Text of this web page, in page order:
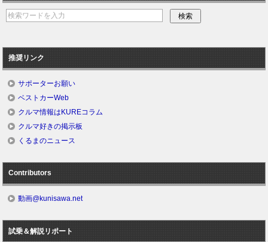
推奨リンク
サポーターお願い
ベストカーWeb
クルマ情報はKUREコラム
クルマ好きの掲示板
くるまのニュース
Contributors
動画@kunisawa.net
試乗＆解説リポート